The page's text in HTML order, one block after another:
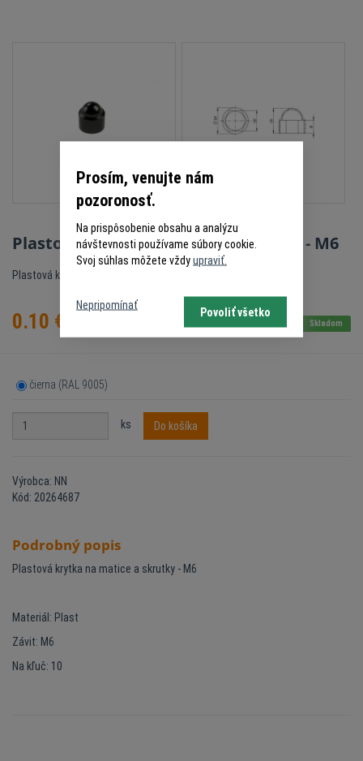
Plastová krytka na matice a skrutky - M6
Plastová krytka na matice a skrutky
0.10 € Skladom
čierna (RAL 9005)
ks Do košíka
Výrobca: NN
Kód: 20264687
Podrobný popis
Plastová krytka na matice a skrutky - M6
Materiál: Plast
Závit: M6
Na kľuč: 10
Prosím, venujte nám
pozoronosť.
Na prispôsobenie obsahu a analýzu
návštevnosti používame súbory cookie.
Svoj súhlas môžete vždyupraviť.
Nepripomínať
Povoliť všetko